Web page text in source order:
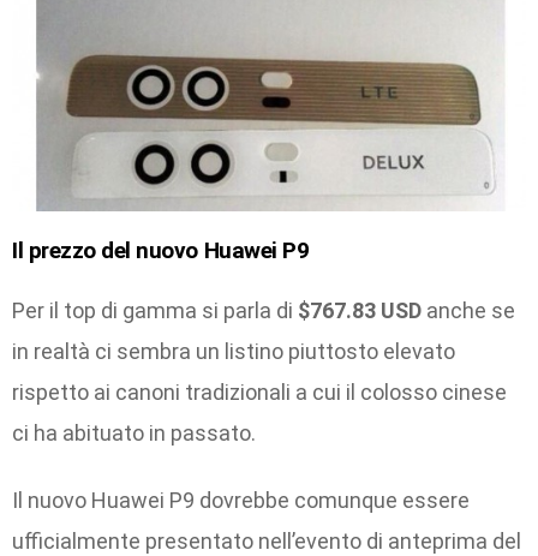
Il prezzodel nuovo Huawei P9
Per il top di gamma si parla di $767.83 USD anche se
in realtà ci sembra un listino piuttosto elevato
rispetto ai canoni tradizionali a cui il colosso cinese
ci ha abituato in passato.
Il nuovo Huawei P9 dovrebbe comunque essere
ufficialmente presentato nell’evento di anteprima del